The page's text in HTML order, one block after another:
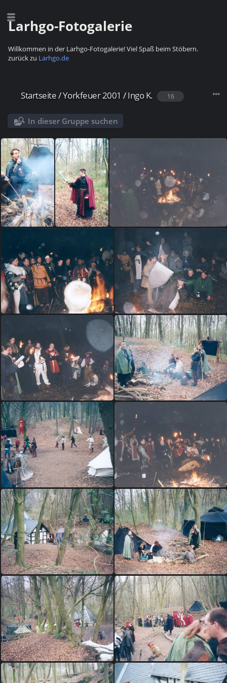
Larhgo-Fotogalerie
Willkommen in der Larhgo-Fotogalerie! Viel Spaß beim Stöbern.
zurück zu Larhgo.de
Startseite/Yorkfeuer 2001 /Ingo K. 16
In dieser Gruppe suchen